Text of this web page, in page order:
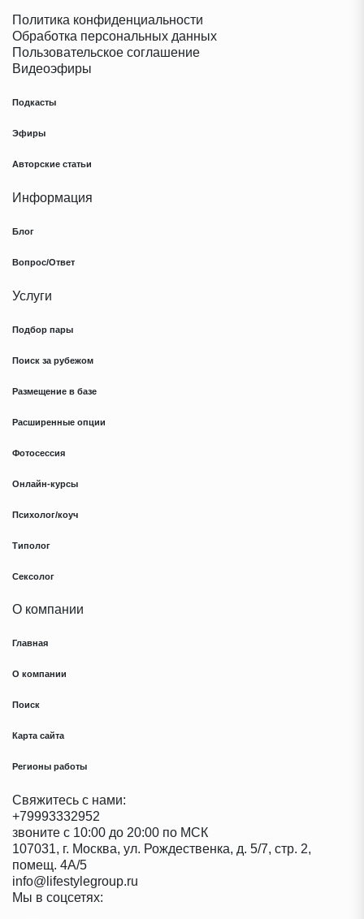
Политика конфиденциальности
Обработка персональных данных
Пользовательское соглашение
Видеоэфиры
Подкасты
Эфиры
Авторские статьи
Информация
Блог
Вопрос/Ответ
Услуги
Подбор пары
Поиск за рубежом
Размещение в базе
Расширенные опции
Фотосессия
Онлайн-курсы
Психолог/коуч
Типолог
Сексолог
О компании
Главная
О компании
Поиск
Карта сайта
Регионы работы
Свяжитесь с нами:
+79993332952
звоните с 10:00 до 20:00 по МСК
107031, г. Москва, ул. Рождественка, д. 5/7, стр. 2,
помещ. 4А/5
info@lifestylegroup.ru
Мы в соцсетях: